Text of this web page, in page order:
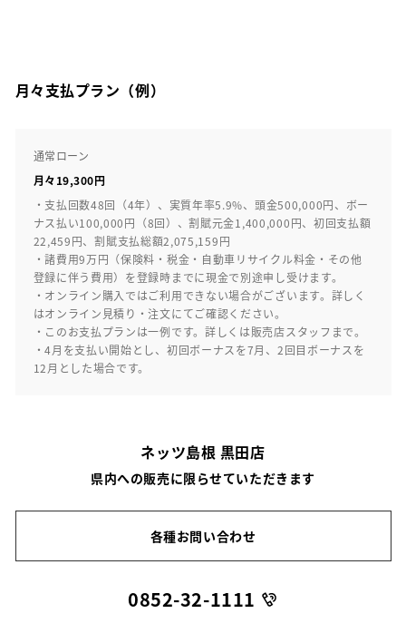
月々支払プラン（例）
通常ローン
月々19,300円
・支払回数48回（4年）、実質年率5.9%、頭金500,000円、ボー
ナス払い100,000円（8回）、割賦元金1,400,000円、初回支払額
22,459円、割賦支払総額2,075,159円
・諸費用9万円（保険料・税金・自動車リサイクル料金・その他
登録に伴う費用）を登録時までに現金で別途申し受けます。
・オンライン購入ではご利用できない場合がございます。詳しく
はオンライン見積り・注文にてご確認ください。
・このお支払プランは一例です。詳しくは販売店スタッフまで。
・4月を支払い開始とし、初回ボーナスを7月、2回目ボーナスを
12月とした場合です。
ネッツ島根 黒田店
県内への販売に限らせていただきます
各種お問い合わせ
0852-32-1111